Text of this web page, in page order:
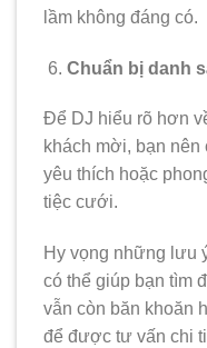
lầm không đáng có.
Chuẩn bị danh
Để DJ hiểu rõ hơn
khách mời, bạn nên
yêu thích hoặc
tiệc cưới.
Hy vọng những lưu
có thể giúp bạn tìm
vẫn còn băn khoăn
để được tư vấn chi